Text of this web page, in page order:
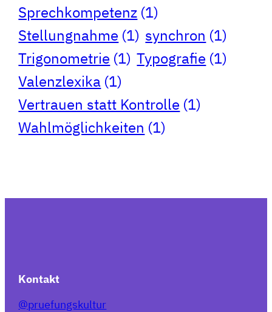
Sprechkompetenz (1)
Stellungnahme (1) synchron (1)
Trigonometrie (1) Typografie (1)
Valenzlexika (1)
Vertrauen statt Kontrolle (1)
Wahlmöglichkeiten (1)
Kontakt
@pruefungskultur